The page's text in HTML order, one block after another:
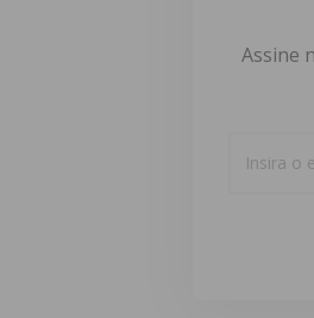
Assine